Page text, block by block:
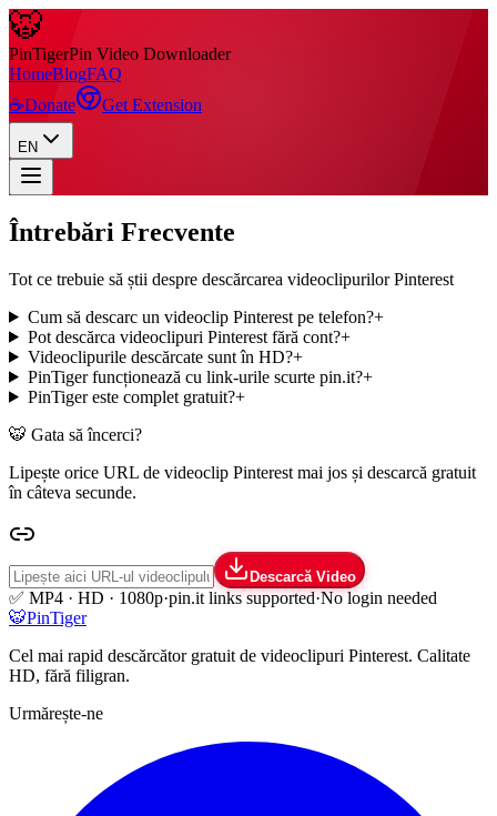
🐯
PinTigerPin Video Downloader
HomeBlogFAQ
☕Donate Get Extension
EN
Întrebări Frecvente
Tot ce trebuie să știi despre descărcarea videoclipurilor Pinterest
Cum să descarc un videoclip Pinterest pe telefon?+
Pot descărca videoclipuri Pinterest fără cont?+
Videoclipurile descărcate sunt în HD?+
PinTiger funcționează cu link-urile scurte pin.it?+
PinTiger este complet gratuit?+
🐯 Gata să încerci?
Lipește orice URL de videoclip Pinterest mai jos și descarcă gratuit
în câteva secunde.
Descarcă Video
✅ MP4 · HD · 1080p·pin.it links supported·No login needed
🐯PinTiger
Cel mai rapid descărcător gratuit de videoclipuri Pinterest. Calitate
HD, fără filigran.
Urmărește-ne